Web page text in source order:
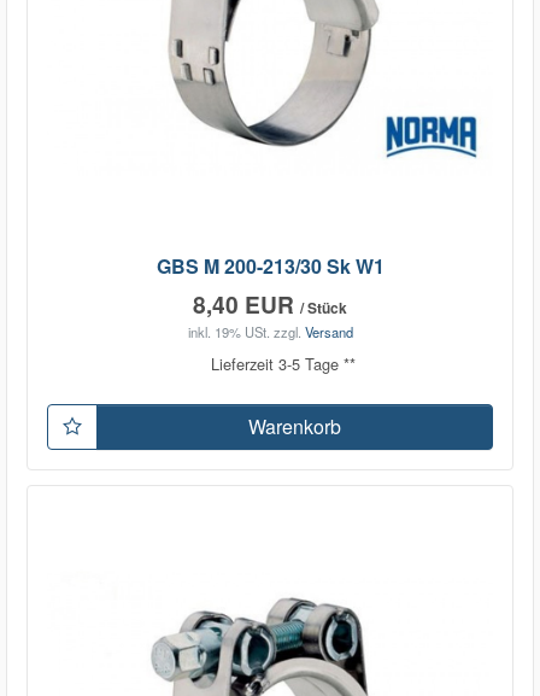
GBS M 200-213/30 Sk W1
8,40 EUR / Stück
inkl. 19% USt. zzgl. Versand
Lieferzeit 3-5 Tage **
Warenkorb